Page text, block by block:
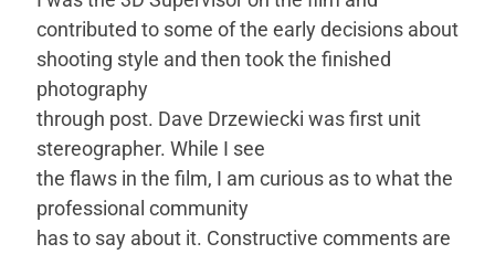
contributed to some of the early decisions about
shooting style and then took the finished
photography
through post. Dave Drzewiecki was first unit
stereographer. While I see
the flaws in the film, I am curious as to what the
professional community
has to say about it. Constructive comments are